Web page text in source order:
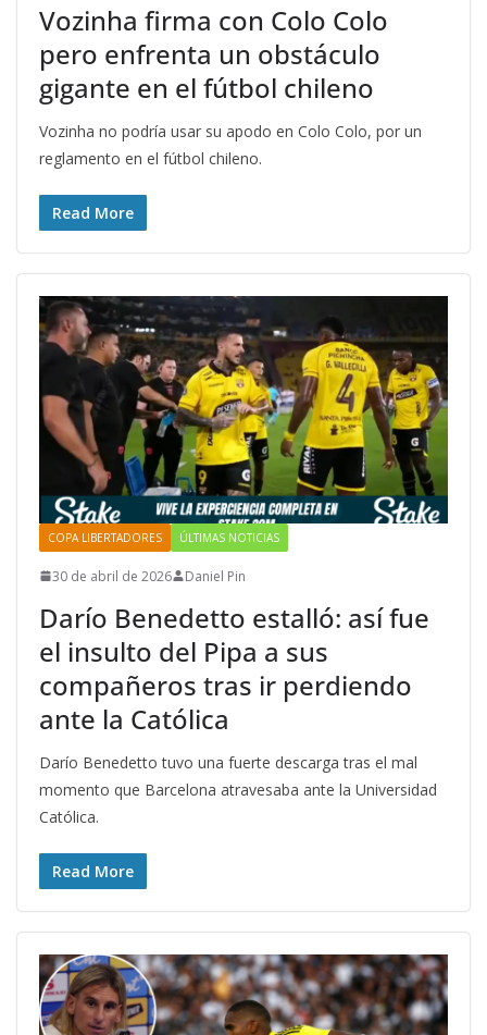
Vozinha firma con Colo Colo
pero enfrenta un obstáculo
gigante en el fútbol chileno
Vozinha no podría usar su apodo en Colo Colo, por un
reglamento en el fútbol chileno.
Read More
COPA LIBERTADORES ÚLTIMAS NOTICIAS
30 de abril de 2026 Daniel Pin
Darío Benedetto estalló: así fue
el insulto del Pipa a sus
compañeros tras ir perdiendo
ante la Católica
Darío Benedetto tuvo una fuerte descarga tras el mal
momento que Barcelona atravesaba ante la Universidad
Católica.
Read More